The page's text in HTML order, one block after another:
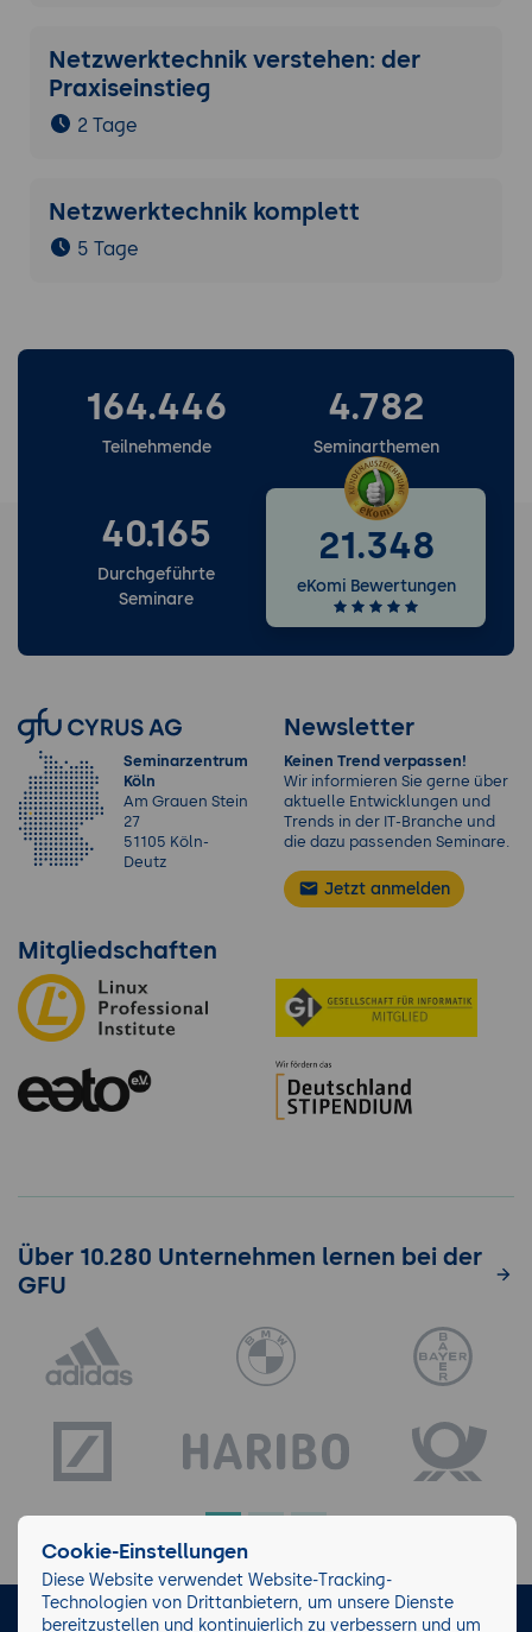
Netzwerktechnik verstehen: der
Praxiseinstieg
2 Tage
Netzwerktechnik komplett
5 Tage
164.446
Teilnehmende
4.782
Seminarthemen
40.165
Durchgeführte
Seminare
21.348
eKomi Bewertungen
Seminarzentrum
Köln
Am Grauen Stein
27
51105 Köln-
Deutz
Newsletter
Keinen Trend verpassen!
Wir informieren Sie gerne über
aktuelle Entwicklungen und
Trends in der IT-Branche und
die dazu passenden Seminare.
Jetzt anmelden
Mitgliedschaften
Über 10.280 Unternehmen lernen bei der
GFU
Cookie-Einstellungen
Diese Website verwendet Website-Tracking-
Technologien von Drittanbietern, um unsere Dienste
bereitzustellen und kontinuierlich zu verbessern und um